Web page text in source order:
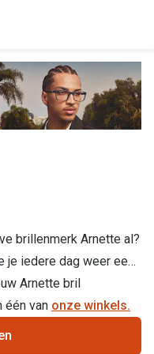
Alle
brillenmerk Arnette al?
je iedere dag weer een
Arnette bril
één van onze winkels.